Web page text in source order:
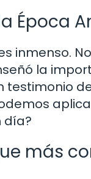
Época
inmenso.
la
día?
más